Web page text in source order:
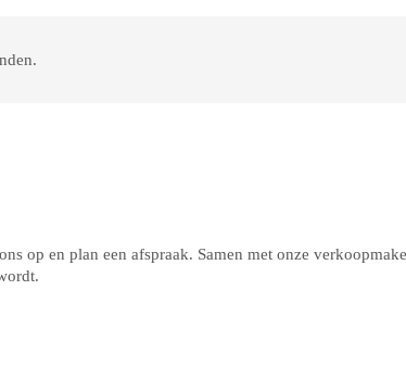
op en plan een afspraak. Samen met onze